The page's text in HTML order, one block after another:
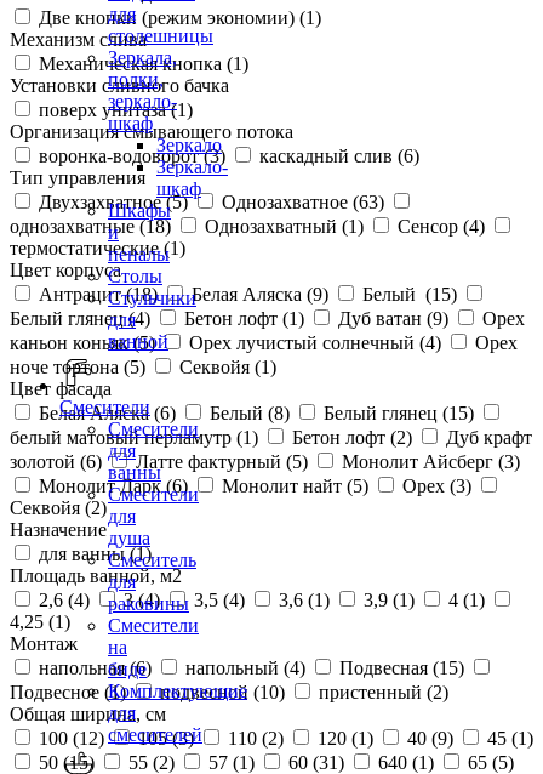
для
столешницы
Зеркала,
полки,
зеркало-
шкаф
Зеркало
Зеркало-
шкаф
Шкафы
и
пеналы
Столы
Стульчики
для
ванной
Смесители
Смесители
для
ванны
Смесители
для
душа
Смеситель
для
раковины
Смесители
на
биде
Комплектующие
для
смесителей
Две кнопки (режим экономии) (1)
Механизм слива
Механическая кнопка (1)
Установки сливного бачка
поверх унитаза (1)
Организация смывающего потока
воронка-водоворот (3) каскадный слив (6)
Тип управления
Двухзахватное (5) Однозахватное (63)
однозахватные (18) Однозахватный (1) Сенсор (4)
термостатические (1)
Цвет корпуса
Антрацит (18) Белая Аляска (9) Белый (15)
Белый глянец (4) Бетон лофт (1) Дуб ватан (9)
Орех
каньон коньяк (5) Орех лучистый солнечный (4)
Орех
ноче тортона (5) Секвойя (1)
Цвет фасада
Белая Аляска (6) Белый (8) Белый глянец (15)
белый матовый перламутр (1) Бетон лофт (2)
Дуб крафт
золотой (6) Латте фактурный (5) Монолит Айсберг (3)
Монолит Дарк (6) Монолит найт (5) Орех (3)
Секвойя (2)
Назначение
для ванны (1)
Площадь ванной, м2
2,6 (4) 3 (4) 3,5 (4) 3,6 (1) 3,9 (1) 4 (1)
4,25 (1)
Монтаж
напольная (6) напольный (4) Подвесная (15)
Подвесное (1) подвесной (10) пристенный (2)
Общая ширина, см
100 (12) 105 (3) 110 (2) 120 (1) 40 (9) 45 (1)
50 (15) 55 (2) 57 (1) 60 (31) 640 (1) 65 (5)